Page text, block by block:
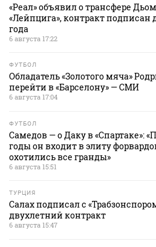
«Реал» объявил о трансфере
«Лейпцига», контракт подписан
года
6 августа 17:22
ФУТБОЛ
Обладатель «Золотого мяча»
перейти в «Барселону» — СМИ
6 августа 17:04
ФУТБОЛ
Самедов — о Даку в «Спартаке»:
годы он входит в элиту
охотились все гранды»
6 августа 15:51
ТУРЦИЯ
Салах подписал с
двухлетний контракт
6 августа 15:47